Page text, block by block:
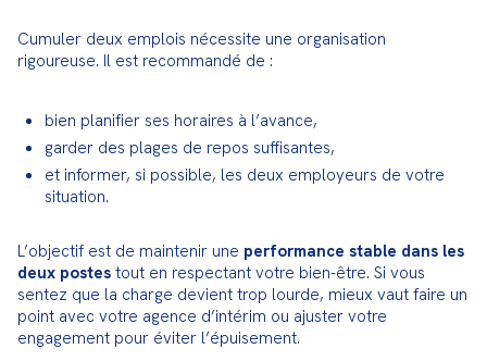
Cumuler deux emplois nécessite une organisation
rigoureuse. Il est recommandé de :
bien planifier ses horaires à l’avance,
garder des plages de repos suffisantes,
et informer, si possible, les deux employeurs de votre
situation.
L’objectif est de maintenir une performance stable dans les
deux postes tout en respectant votre bien-être. Si vous
sentez que la charge devient trop lourde, mieux vaut faire un
point avec votre agence d’intérim ou ajuster votre
engagement pour éviter l’épuisement.